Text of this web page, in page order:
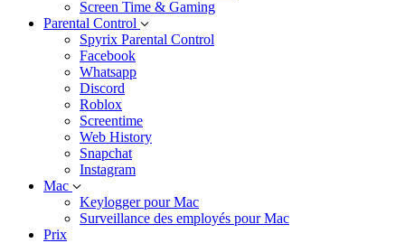
Screen Time & Gaming
Parental Control
Spyrix Parental Control
Facebook
Whatsapp
Discord
Roblox
Screentime
Web History
Snapchat
Instagram
Mac
Keylogger pour Mac
Surveillance des employés pour Mac
Prix